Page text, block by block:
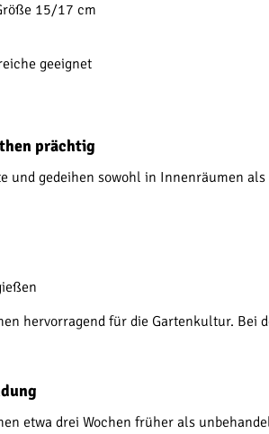
15/17 cm
geeignet
prächtig
gedeihen sowohl in Innenräumen
hervorragend für die Gartenkultur.
etwa drei Wochen früher als